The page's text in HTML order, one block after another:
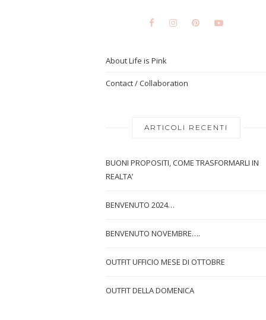
About Life is Pink
Contact / Collaboration
ARTICOLI RECENTI
BUONI PROPOSITI, COME TRASFORMARLI IN
REALTA’
BENVENUTO 2024…
BENVENUTO NOVEMBRE….
OUTFIT UFFICIO MESE DI OTTOBRE
OUTFIT DELLA DOMENICA